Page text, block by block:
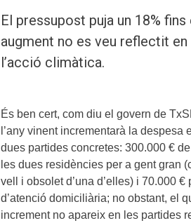
El pressupost puja un 18%
augment no es veu reflectit
l’acció climàtica.
És ben cert, com diu el govern de
l’any vinent incrementarà la
dues partides concretes: 300.000 €
les dues residències per a gent gran
vell i obsolet d’una d’elles) i 70.000
d’atenció domiciliària; no obstant, el
increment no apareix en les partides